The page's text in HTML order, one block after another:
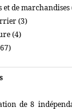
de marchandises
(3)
(4)
de 8